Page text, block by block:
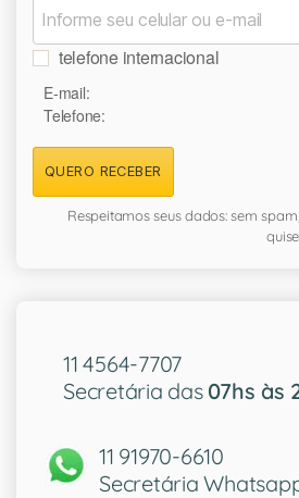
telefone internacional
E-mail:
Telefone:
QUERO RECEBER
Respeitamos seus dados: sem
11 4564-7707
Secretária das 07hs às
11 91970-6610
Secretária